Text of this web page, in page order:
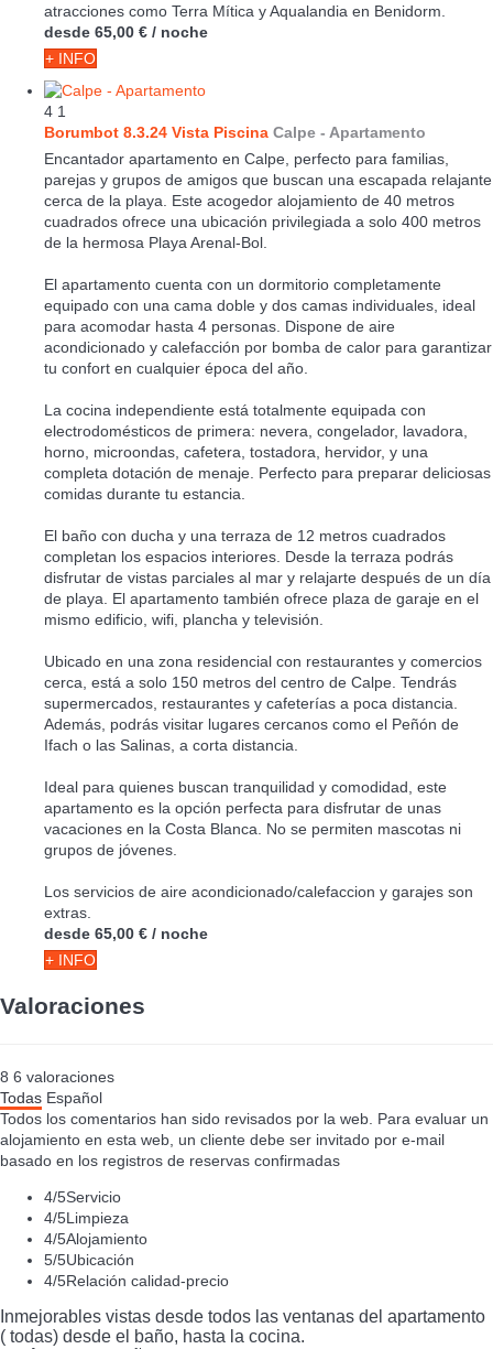
atracciones como Terra Mítica y Aqualandia en Benidorm.
desde 65,00 € / noche
+ INFO
4 1
Borumbot 8.3.24 Vista Piscina Calpe - Apartamento
Encantador apartamento en Calpe, perfecto para familias,
parejas y grupos de amigos que buscan una escapada relajante
cerca de la playa. Este acogedor alojamiento de 40 metros
cuadrados ofrece una ubicación privilegiada a solo 400 metros
de la hermosa Playa Arenal-Bol.
El apartamento cuenta con un dormitorio completamente
equipado con una cama doble y dos camas individuales, ideal
para acomodar hasta 4 personas. Dispone de aire
acondicionado y calefacción por bomba de calor para garantizar
tu confort en cualquier época del año.
La cocina independiente está totalmente equipada con
electrodomésticos de primera: nevera, congelador, lavadora,
horno, microondas, cafetera, tostadora, hervidor, y una
completa dotación de menaje. Perfecto para preparar deliciosas
comidas durante tu estancia.
El baño con ducha y una terraza de 12 metros cuadrados
completan los espacios interiores. Desde la terraza podrás
disfrutar de vistas parciales al mar y relajarte después de un día
de playa. El apartamento también ofrece plaza de garaje en el
mismo edificio, wifi, plancha y televisión.
Ubicado en una zona residencial con restaurantes y comercios
cerca, está a solo 150 metros del centro de Calpe. Tendrás
supermercados, restaurantes y cafeterías a poca distancia.
Además, podrás visitar lugares cercanos como el Peñón de
Ifach o las Salinas, a corta distancia.
Ideal para quienes buscan tranquilidad y comodidad, este
apartamento es la opción perfecta para disfrutar de unas
vacaciones en la Costa Blanca. No se permiten mascotas ni
grupos de jóvenes.
Los servicios de aire acondicionado/calefaccion y garajes son
extras.
desde 65,00 € / noche
+ INFO
Valoraciones
8 6 valoraciones
Todas Español
Todos los comentarios han sido revisados por la web. Para evaluar un
alojamiento en esta web, un cliente debe ser invitado por e-mail
basado en los registros de reservas confirmadas
4/5Servicio
4/5Limpieza
4/5Alojamiento
5/5Ubicación
4/5Relación calidad-precio
Inmejorables vistas desde todos las ventanas del apartamento
( todas) desde el baño, hasta la cocina.